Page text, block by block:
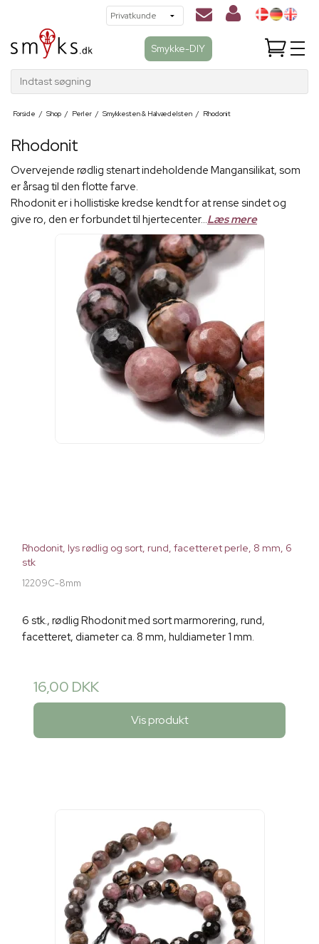
Smykke-DIY
Indtast søgning
Forside / Shop / Perler / Smykkesten & Halvædelsten / Rhodonit
Rhodonit
Overvejende rødlig stenart indeholdende Mangansilikat, som
er årsag til den flotte farve.
Rhodonit er i hollistiske kredse kendt for at rense sindet og
give ro, den er forbundet til hjertecenter...Læs mere
Rhodonit, lys rødlig og sort, rund, facetteret perle, 8 mm, 6
stk
12209C-8mm
6 stk., rødlig Rhodonit med sort marmorering, rund,
facetteret, diameter ca. 8 mm, huldiameter 1 mm.
16,00 DKK
Vis produkt